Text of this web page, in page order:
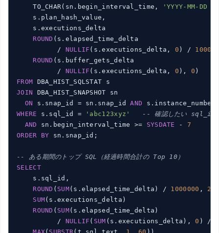
    TO_CHAR(sn.begin_interval_time,
'YYYY-MM-DD
    s.plan_hash_value,
ROUND (s.elapsed_time_delta
          /
NULLIF (s.executions_delta, 0 ) /
ROUND (s.buffer_gets_delta
          /
NULLIF (s.executions_delta, 0 ), 0
FROM
JOIN DBA_HIST_SNAPSHOT sn
ON s.snap_id = sn.snap_id AND
WHERE s.sql_id = 'abc123xyz'
-- 確認したい sql_id
AND
sn.begin_interval_time >= SYSDATE - 7
ORDER
BY sn.snap_id;
-- ある期間のトップ SQL（経過時間合計の Top 10）
SELECT
    s.sql_id,
ROUND ( SUM(s.elapsed_time_delta) / 1000000 , 2
SUM
ROUND ( SUM(s.elapsed_time_delta)
          /
NULLIF ( SUM (s.executions_delta), 0 ) /